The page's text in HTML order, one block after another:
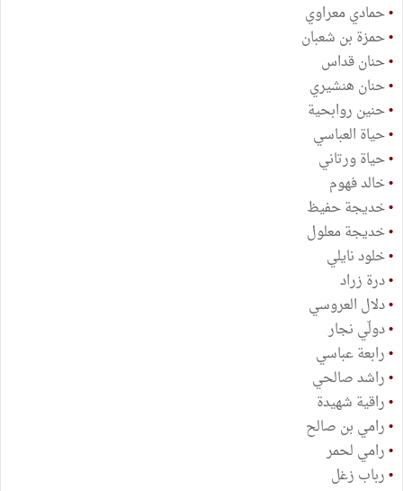
•حمادي معراوي
•حمزة بن شعبان
•حنان قداس
•حنان هنشيري
•حنين روابحية
•حياة العباسي
•حياة ورتاني
•خالد فهوم
•خديجة حفيظ
•خديجة معلول
•خلود نايلي
•درة زراد
•دلال العروسي
•دولّي نجار
•رابعة عباسي
•راشد صالحي
•راقية شهيدة
•رامي بن صالح
•رامي لحمر
•رباب زغل